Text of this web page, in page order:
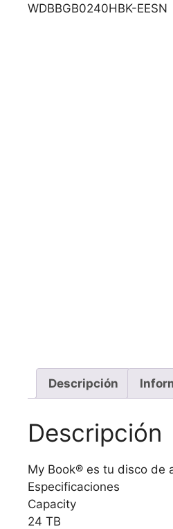
WDBBGB0240HBK-EESN
Descripción
Descripción
My Book® es tu disco de
Especificaciones
Capacity
24 TB